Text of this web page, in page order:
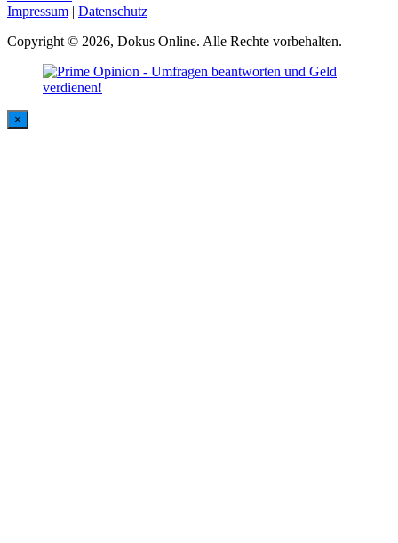
Impressum | Datenschutz
Copyright © 2026, Dokus Online. Alle Rechte vorbehalten.
×